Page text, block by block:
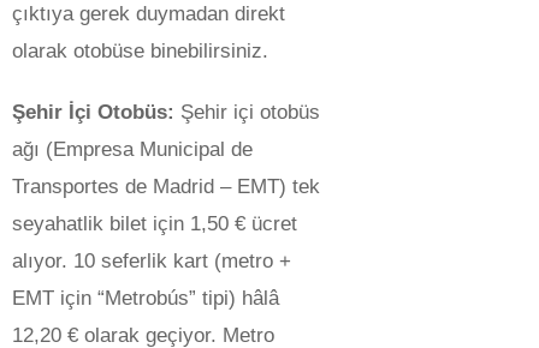
çıktıya gerek duymadan direkt
olarak otobüse binebilirsiniz.
Şehir İçi Otobüs: Şehir içi otobüs
ağı (Empresa Municipal de
Transportes de Madrid – EMT) tek
seyahatlik bilet için 1,50 € ücret
alıyor. 10 seferlik kart (metro +
EMT için “Metrobús” tipi) hâlâ
12,20 € olarak geçiyor. Metro